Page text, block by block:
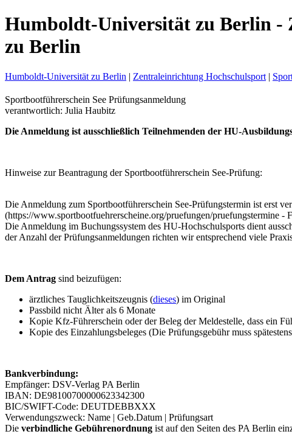
Humboldt-Universität zu Berlin -
zu Berlin
Humboldt-Universität zu Berlin | Zentraleinrichtung Hochschulsport |
Sportbootführerschein See Prüfungsanmeldung
verantwortlich: Julia Haubitz
Die Anmeldung ist ausschließlich Teilnehmenden der HU-
Hinweise zur Beantragung der Sportbootführerschein See-Prüfung:
Die Anmeldung zum Sportbootführerschein See-Prüfungstermin ist erst
(https://www.sportbootfuehrerscheine.org/pruefungen/pruefungstermine
Die Anmeldung im Buchungssystem des HU-Hochschulsports dient
der Anzahl der Prüfungsanmeldungen richten wir entsprechend viele
Dem Antrag sind beizufügen:
ärztliches Tauglichkeitszeugnis (dieses) im Original
Passbild nicht Älter als 6 Monate
Kopie Kfz-Führerschein oder der Beleg der Meldestelle, dass ein
Kopie des Einzahlungsbeleges (Die Prüfungsgebühr muss
Bankverbindung:
Empfänger: DSV-Verlag PA Berlin
IBAN: DE98100700000623342300
BIC/SWIFT-Code: DEUTDEBBXXX
Verwendungszweck: Name | Geb.Datum | Prüfungsart
Die verbindliche Gebührenordnung ist auf den Seiten des PA Berlin